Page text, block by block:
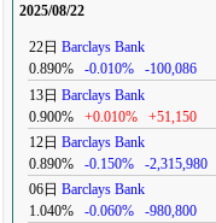
2025/08/22
22日 Barclays Bank
0.890%
-0.010% -100,086
13日 Barclays Bank
0.900%
+0.010% +51,150
12日 Barclays Bank
0.890%
-0.150% -2,315,980
06日 Barclays Bank
1.040%
-0.060% -980,800